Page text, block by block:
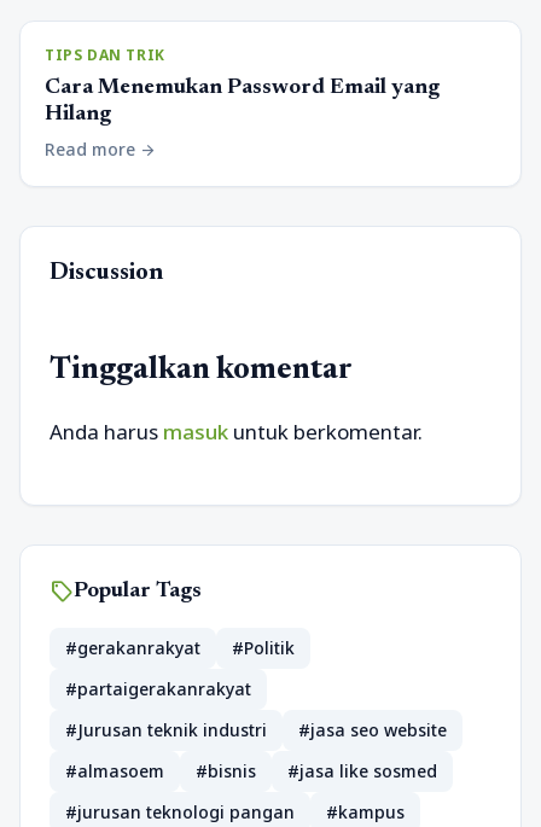
TIPS DAN TRIK
Cara Menemukan Password Email yang
Hilang
Read more arrow_forward
Discussion
Tinggalkan komentar
Anda harus masuk untuk berkomentar.
sellPopular Tags
#gerakanrakyat
#Politik
#partaigerakanrakyat
#Jurusan teknik industri
#jasa seo website
#almasoem
#bisnis
#jasa like sosmed
#jurusan teknologi pangan
#kampus